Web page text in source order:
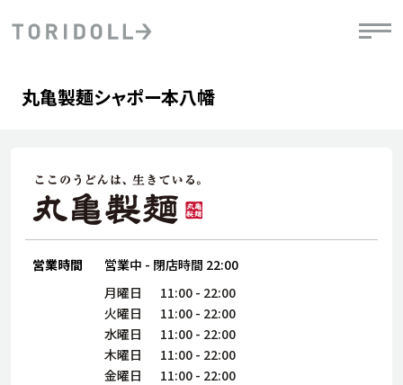
会社情報
株主・投資家情報
PRニュース
中長期経営計画
デジタルトランス
フォーメーション戦略
DXビジョン2028
ライブラリ
粟田社長が語る
トリドールのサステナビリティ
ステークホルダーとの
丸亀製麺シャポー本八幡
営業時間 営業中 - 閉店時間 22:00
月曜日 11:00 - 22:00
火曜日
11:00 - 22:00
水曜日
11:00 - 22:00
木曜日
11:00 - 22:00
金曜日
11:00 - 22:00